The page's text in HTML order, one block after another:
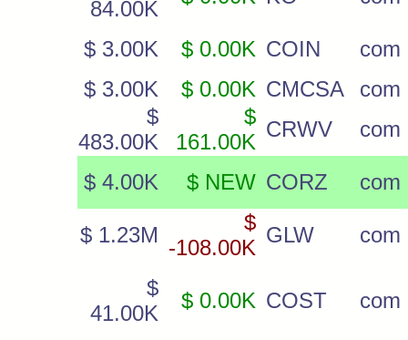
84.00K
$ 3.00K $ 0.00K COIN
com
$ 3.00K
$ 0.00K CMCSA
com
$
483.00K
$
161.00K
CRWV com
$ 4.00K $ NEW CORZ com
$ 1.23M
$
-108.00K
GLW com
$
41.00K
$ 0.00K COST com